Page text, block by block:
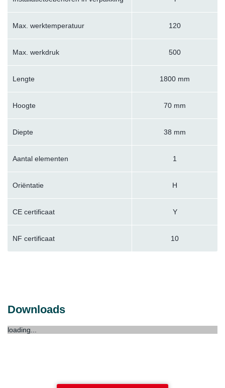
Max. werktemperatuur 120
Max. werkdruk 500
Lengte 1800 mm
Hoogte 70 mm
Diepte 38 mm
Aantal elementen 1
Oriëntatie H
CE certificaat Y
NF certificaat 10
Downloads
loading...